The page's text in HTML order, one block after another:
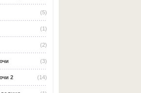
(5)
(1)
(2)
(3)
(14)
2